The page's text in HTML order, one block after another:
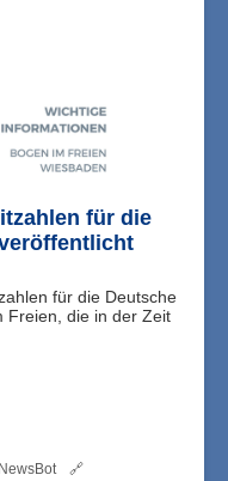
für die
für die Deutsche
Freien, die in der Zeit
🔗